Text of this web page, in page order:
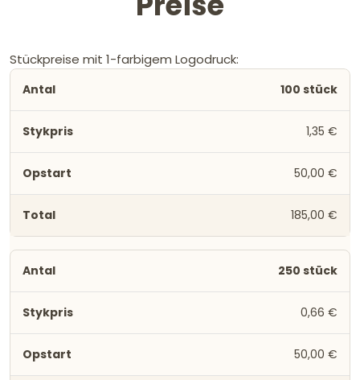
Stückpreise mit 1-farbigem Logodruck:
100 stück
1,35 €
50,00 €
185,00 €
250 stück
0,66 €
50,00 €